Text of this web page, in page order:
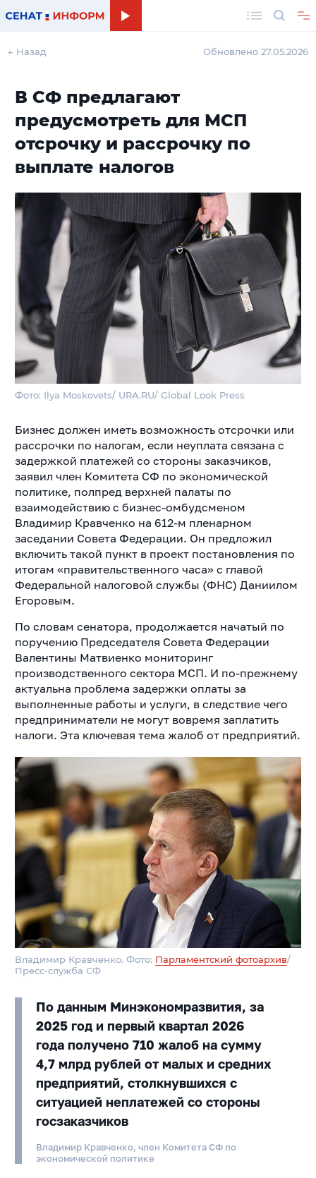
← Назад Обновлено 27.05.2026
В СФ предлагают
предусмотреть для МСП
отсрочку и рассрочку по
выплате налогов
Фото: Ilya Moskovets/ URA.RU/ Global Look Press
Бизнес должен иметь возможность отсрочки или
рассрочки по налогам, если неуплата связана с
задержкой платежей со стороны заказчиков,
заявил член Комитета СФ по экономической
политике, полпред верхней палаты по
взаимодействию с бизнес-омбудсменом
Владимир Кравченко на 612-м пленарном
заседании Совета Федерации. Он предложил
включить такой пункт в проект постановления по
итогам «правительственного часа» с главой
Федеральной налоговой службы (ФНС) Даниилом
Егоровым.
По словам сенатора, продолжается начатый по
поручению Председателя Совета Федерации
Валентины Матвиенко мониторинг
производственного сектора МСП. И по-прежнему
актуальна проблема задержки оплаты за
выполненные работы и услуги, в следствие чего
предприниматели не могут вовремя заплатить
налоги. Эта ключевая тема жалоб от предприятий.
Владимир Кравченко. Фото: Парламентский фотоархив/
Пресс-служба СФ
По данным Минэкономразвития, за
2025 год и первый квартал 2026
года получено 710 жалоб на сумму
4,7 млрд рублей от малых и средних
предприятий, столкнувшихся с
ситуацией неплатежей со стороны
госзаказчиков
Владимир Кравченко, член Комитета СФ по
экономической политике